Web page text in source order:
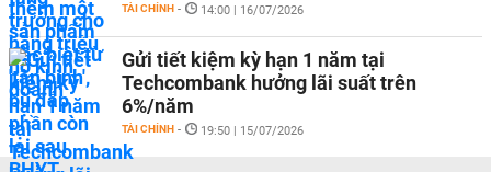
TÀI CHÍNH - 14:00 | 16/07/2026
Gửi tiết kiệm kỳ hạn 1 năm tại
Techcombank hưởng lãi suất trên
6%/năm
TÀI CHÍNH - 19:50 | 15/07/2026